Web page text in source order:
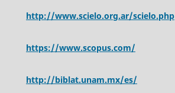
http://www.scielo.org.ar/scielo.php
https://www.scopus.com/
http://biblat.unam.mx/es/